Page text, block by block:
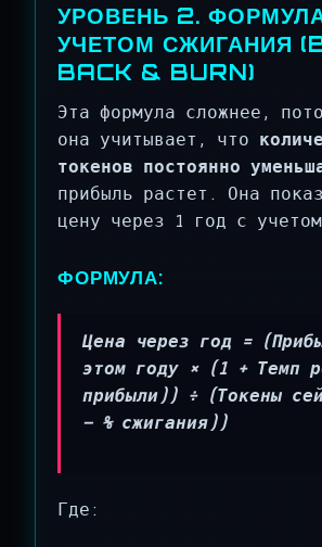
УРОВЕНЬ 2.
УЧЕТОМ СЖИГАНИЯ
BACK & BURN)
Эта формула сложнее,
она учитывает, что
токенов постоянно
прибыль растет. Она
цену через 1 год с
ФОРМУЛА:
Цена через год =
этом году × (1 + Темп
прибыли)) ÷ (Токены
— % сжигания))
Где: